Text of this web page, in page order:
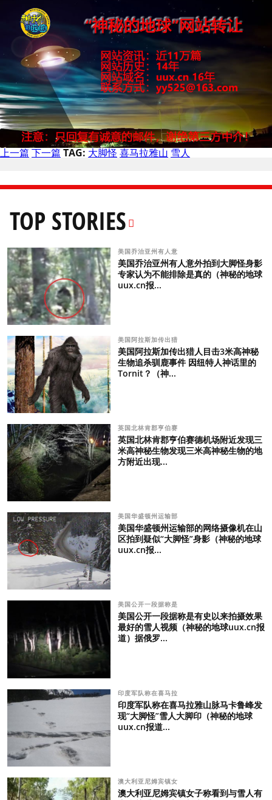
上一篇 下一篇 TAG: 大脚怪 喜马拉雅山 雪人
TOP STORIES
美国乔治亚州有人意
美国乔治亚州有人意外拍到大脚怪身影
专家认为不能排除是真的（神秘的地球
uux.cn报...
美国阿拉斯加传出猎
美国阿拉斯加传出猎人目击3米高神秘
生物追杀驯鹿事件 因纽特人神话里的
Tornit？（神...
英国北林肯郡亨伯赛
英国北林肯郡亨伯赛德机场附近发现三
米高神秘生物发现三米高神秘生物的地
方附近出现...
美国华盛顿州运输部
美国华盛顿州运输部的网络摄像机在山
区拍到疑似“大脚怪”身影（神秘的地球
uux.cn报...
美国公开一段据称是
美国公开一段据称是有史以来拍摄效果
最好的雪人视频（神秘的地球uux.cn报
道）据俄罗...
印度军队称在喜马拉
印度军队称在喜马拉雅山脉马卡鲁峰发
现“大脚怪”雪人大脚印（神秘的地球
uux.cn报道...
澳大利亚尼姆宾镇女
澳大利亚尼姆宾镇女子称看到与雪人有